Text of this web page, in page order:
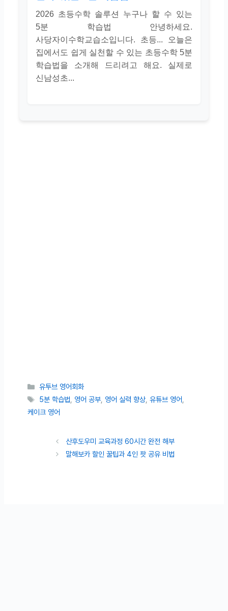
2026 초등수학 솔루션 누구나 할 수 있는
5분 학습법 안녕하세요.
사당자이수학교습소입니다. 초등... 오늘은
집에서도 쉽게 실천할 수 있는 초등수학 5분
학습법을 소개해 드리려고 해요. 실제로
신남성초...
카테고리
유투브 영어회화
태그
5분 학습법 영어 공부 영어 실력 향상 ,유튜브 영어
케이크 영어
산후도우미 교육과정 60시간 완전 해부
말해보카 할인 꿀팁과 4인 팟 공유 비법